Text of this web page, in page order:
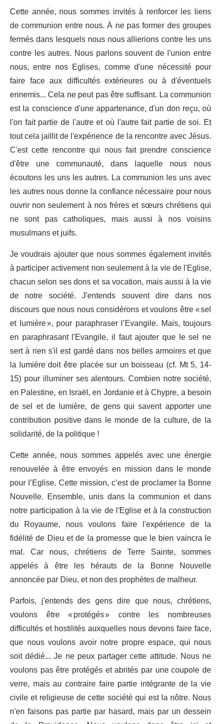
Cette année, nous sommes invités à renforcer les liens
de communion entre nous. À ne pas former des groupes
fermés dans lesquels nous nous allierions contre les uns
contre les autres. Nous parlons souvent de l'union entre
nous, entre nos Eglises, comme d'une nécessité pour
faire face aux difficultés extérieures ou à d'éventuels
ennemis... Cela ne peut pas être suffisant. La communion
est la conscience d'une appartenance, d'un don reçu, où
l'on fait partie de l'autre et où l'autre fait partie de soi. Et
tout cela jaillit de l'expérience de la rencontre avec Jésus.
C'est cette rencontre qui nous fait prendre conscience
d'être une communauté, dans laquelle nous nous
écoutons les uns les autres. La communion les uns avec
les autres nous donne la confiance nécessaire pour nous
ouvrir non seulement à nos frères et sœurs chrétiens qui
ne sont pas catholiques, mais aussi à nos voisins
musulmans et juifs.
Je voudrais ajouter que nous sommes également invités
à participer activement non seulement à la vie de l'Eglise,
chacun selon ses dons et sa vocation, mais aussi à la vie
de notre société. J'entends souvent dire dans nos
discours que nous nous considérons et voulons être « sel
et lumière », pour paraphraser l’Evangile. Mais, toujours
en paraphrasant l'Evangile, il faut ajouter que le sel ne
sert à rien s'il est gardé dans nos belles armoires et que
la lumière doit être placée sur un boisseau (cf. Mt 5, 14-
15) pour illuminer ses alentours. Combien notre société,
en Palestine, en Israël, en Jordanie et à Chypre, a besoin
de sel et de lumière, de gens qui savent apporter une
contribution positive dans le monde de la culture, de la
solidarité, de la politique !
Cette année, nous sommes appelés avec une énergie
renouvelée à être envoyés en mission dans le monde
pour l’Eglise. Cette mission, c’est de proclamer la Bonne
Nouvelle. Ensemble, unis dans la communion et dans
notre participation à la vie de l'Eglise et à la construction
du Royaume, nous voulons faire l'expérience de la
fidélité de Dieu et de la promesse que le bien vaincra le
mal. Car nous, chrétiens de Terre Sainte, sommes
appelés à être les hérauts de la Bonne Nouvelle
annoncée par Dieu, et non des prophètes de malheur.
Parfois, j'entends des gens dire que nous, chrétiens,
voulons être « protégés » contre les nombreuses
difficultés et hostilités auxquelles nous devons faire face,
que nous voulons avoir notre propre espace, qui nous
soit dédié... Je ne peux partager cette attitude. Nous ne
voulons pas être protégés et abrités par une coupole de
verre, mais au contraire faire partie intégrante de la vie
civile et religieuse de cette société qui est la nôtre. Nous
n'en faisons pas partie par hasard, mais par un dessein